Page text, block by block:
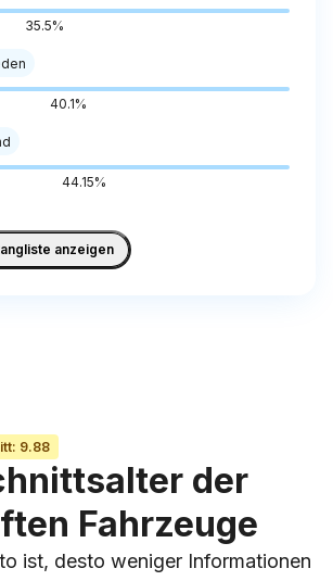
35.5%
40.1%
44.15%
anzeigen
: 9.88
der
Fahrzeuge
ist, desto weniger Informationen